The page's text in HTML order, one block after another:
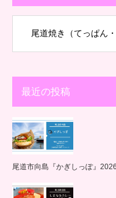
最近の投稿
尾道市向島『かぎしっぽ』